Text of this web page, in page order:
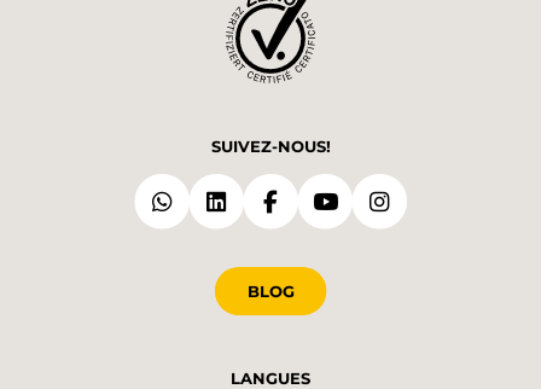
SUIVEZ-NOUS!
BLOG
LANGUES